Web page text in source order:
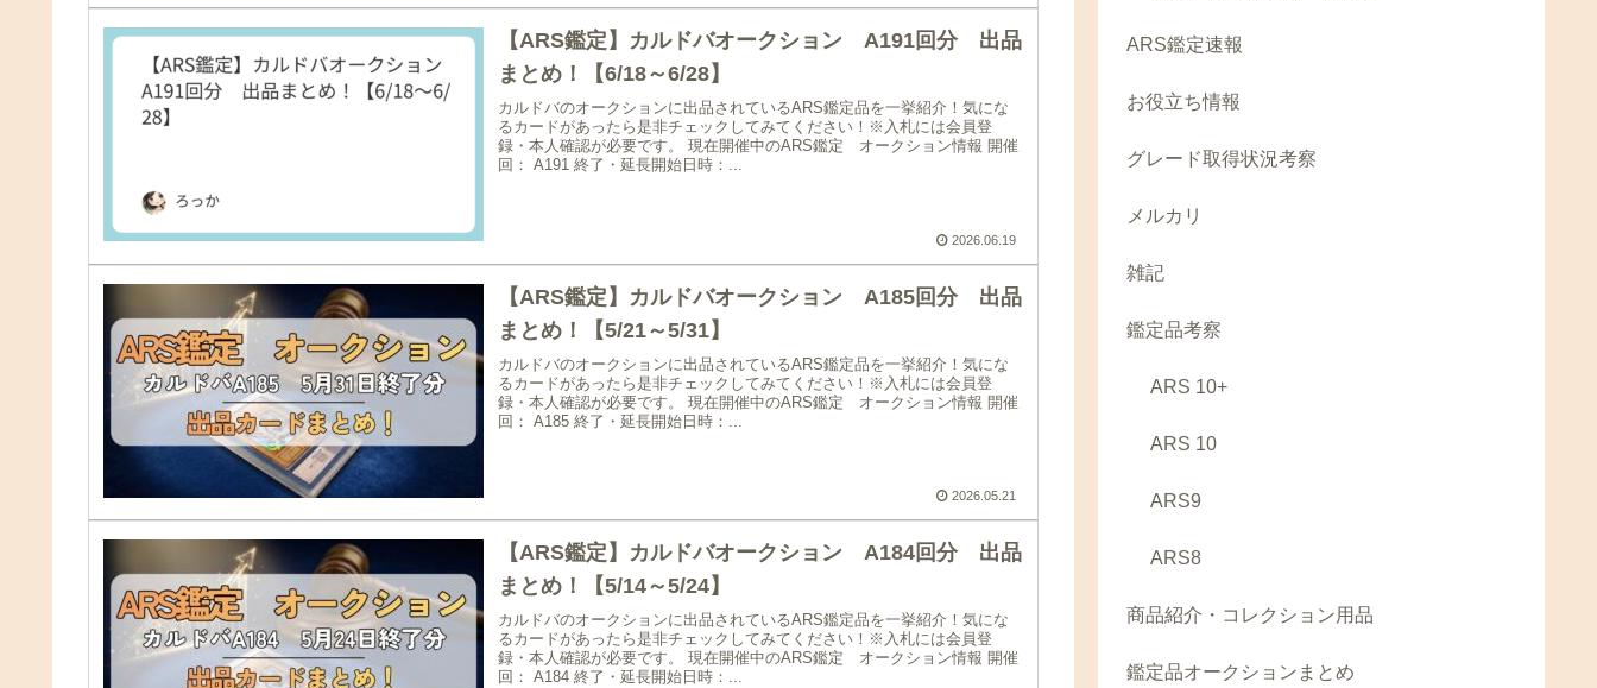
【ARS鑑定】カルドバオークション A191回分 出品
まとめ！【6/18～6/28】
カルドバのオークションに出品されているARS鑑定品を一挙紹介！気にな
るカードがあったら是非チェックしてみてください！※入札には会員登
録・本人確認が必要です。 現在開催中のARS鑑定 オークション情報 開催
回： A191 終了・延長開始日時：...
2026.06.19
【ARS鑑定】カルドバオークション A185回分 出品
まとめ！【5/21～5/31】
カルドバのオークションに出品されているARS鑑定品を一挙紹介！気にな
るカードがあったら是非チェックしてみてください！※入札には会員登
録・本人確認が必要です。 現在開催中のARS鑑定 オークション情報 開催
回： A185 終了・延長開始日時：...
2026.05.21
【ARS鑑定】カルドバオークション A184回分 出品
まとめ！【5/14～5/24】
カルドバのオークションに出品されているARS鑑定品を一挙紹介！気にな
るカードがあったら是非チェックしてみてください！※入札には会員登
録・本人確認が必要です。 現在開催中のARS鑑定 オークション情報 開催
回： A184 終了・延長開始日時：...
ARS鑑定速報
お役立ち情報
グレード取得状況考察
メルカリ
雑記
鑑定品考察
ARS 10+
ARS 10
ARS9
ARS8
商品紹介・コレクション用品
鑑定品オークションまとめ